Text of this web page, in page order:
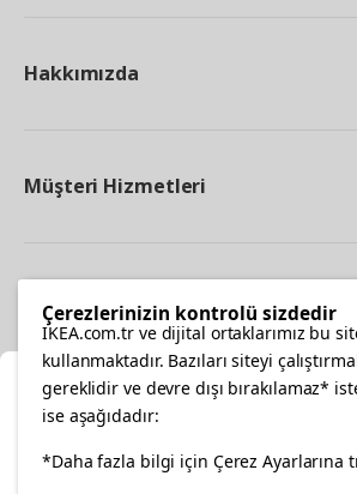
Hakkımızda
Müşteri Hizmetleri
facebooktwitterinstagrampinterest
Konumunuzu Seçin
Çerezlerinizin kontrolü sizdedir
IKEA.com.tr ve dijital ortaklarımız bu
kullanmaktadır. Bazıları siteyi
gereklidir ve devre dışı bırakılamaz*
ise aşağıdadır:
*Daha fazla bilgi için Çerez Ayarlarına